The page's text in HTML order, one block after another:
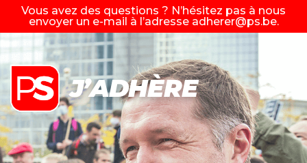
Vous avez des questions ? N’hésitez pas à nous
envoyer un e-mail à l’adresse adherer@ps.be.
J’ADHÈRE